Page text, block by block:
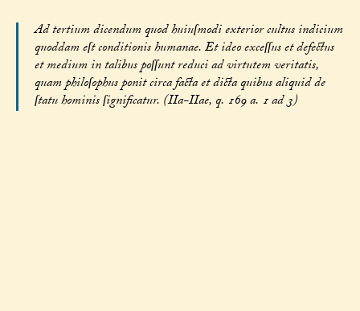
Ad tertium dicendum quod huiuſmodi exterior cultus indicium
quoddam eſt conditionis humanae. Et ideo exceſſus et defectus
et medium in talibus poſſunt reduci ad virtutem veritatis,
quam philoſophus ponit circa facta et dicta quibus aliquid de
ſtatu hominis ſignificatur. (IIa-IIae, q. 169 a. 1 ad 3)